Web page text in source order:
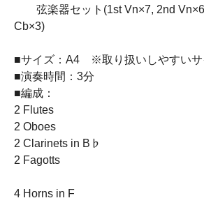
弦楽器セット(1st Vn×7, 2nd
Cb×3)
■サイズ：A4 ※取り扱いしやすいサ
■演奏時間：3分
■編成：
2 Flutes
2 Oboes
2 Clarinets in B♭
2 Fagotts
4 Horns in F